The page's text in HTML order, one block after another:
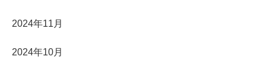
2024年11月
2024年10月